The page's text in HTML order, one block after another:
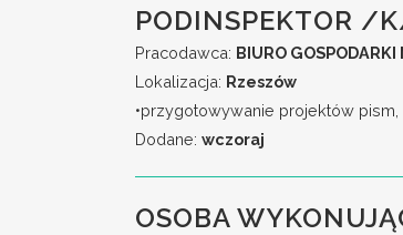
PODINSPEKTOR /
Pracodawca: BIURO
Lokalizacja: Rzeszów
•przygotowywanie projektów
Dodane: wczoraj
OSOBA